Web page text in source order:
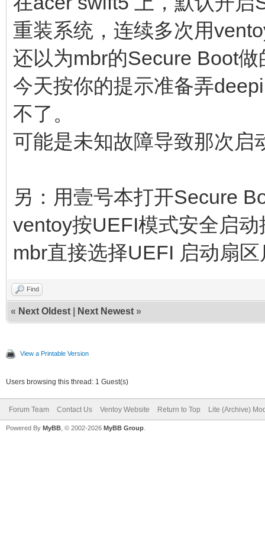
重装系统，连续多次用
还以为mbr的Secure Boot做
今天按你的提示准备弄
不了。
可能是未知故障导致那次启
另：用壹号本打开Secure
ventoy按UEFI模式安全启
mbr直接选择UEFI 启动扇
Find
« Next Oldest Next Newest »
View a Printable Version
Users browsing this thread: 1 Guest(s)
Forum Team Contact Us Ventoy Website Return to Top Lite (Archive)
Powered By MyBB , © 2002-2026 MyBB Group